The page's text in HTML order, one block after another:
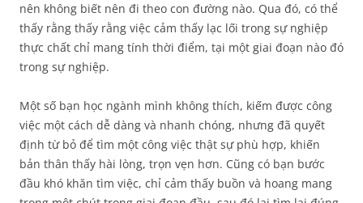
nên không biết nên đi theo con đường nào. Qua đó, có thể
thấy rằng thấy rằng việc cảm thấy lạc lối trong sự nghiệp
thực chất chỉ mang tính thời điểm, tại một giai đoạn nào đó
trong sự nghiệp.
Một số bạn học ngành mình không thích, kiếm được công
việc một cách dễ dàng và nhanh chóng, nhưng đã quyết
định từ bỏ để tìm một công việc thật sự phù hợp, khiến
bản thân thấy hài lòng, trọn vẹn hơn. Cũng có bạn bước
đầu khó khăn tìm việc, chỉ cảm thấy buồn và hoang mang